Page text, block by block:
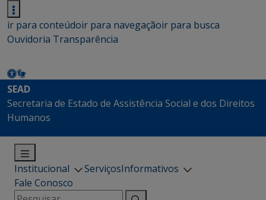
ir para conteúdoir para navegaçãoir para busca
Ouvidoria Transparência
SEAD
Secretaria de Estado de Assistência Social e dos Direitos
Humanos
Institucional ServiçosInformativos
Fale Conosco
Pesquisar